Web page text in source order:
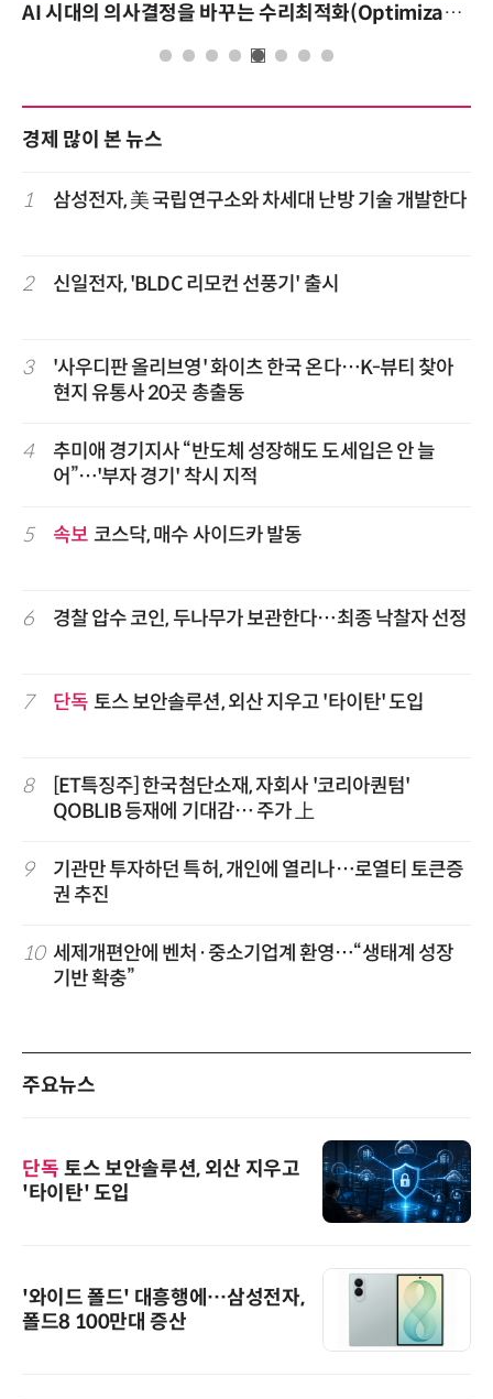
AI 시대의 의사결정을 바꾸는 수리최적화(Optimization): 실제 산업 적용 사례와 활용 전략
경제 많이 본 뉴스
1 삼성전자, 美 국립연구소와 차세대 난방 기술 개발한다
2 신일전자, 'BLDC 리모컨 선풍기' 출시
3
'사우디판 올리브영' 화이츠 한국 온다…K-뷰티 찾아
현지 유통사 20곳 총출동
4
추미애 경기지사 “반도체 성장해도 도세입은 안 늘
어”…'부자 경기' 착시 지적
5 속보 코스닥, 매수 사이드카 발동
6 경찰 압수 코인, 두나무가 보관한다…최종 낙찰자 선정
7 단독 토스 보안솔루션, 외산 지우고 '타이탄' 도입
8
[ET특징주] 한국첨단소재, 자회사 '코리아퀀텀'
QOBLIB 등재에 기대감… 주가 上
9
기관만 투자하던 특허, 개인에 열리나…로열티 토큰증
권 추진
10 세제개편안에 벤처·중소기업계 환영…“생태계 성장
기반 확충”
주요뉴스
단독 토스 보안솔루션, 외산 지우고
'타이탄' 도입
'와이드 폴드' 대흥행에…삼성전자,
폴드8 100만대 증산